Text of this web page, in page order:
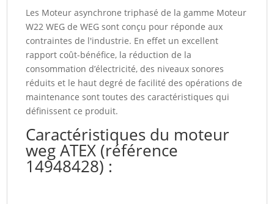
n.c.
W22Xdb
(14948428)
Les Moteur asynchrone triphasé de la gamme Moteur
W22 WEG de WEG sont conçu pour réponde aux
contraintes de l'industrie. En effet un excellent
rapport coût-bénéfice, la réduction de la
consommation d’électricité, des niveaux sonores
réduits et le haut degré de facilité des opérations de
maintenance sont toutes des caractéristiques qui
définissent ce produit.
Caractéristiques du moteur
weg ATEX (référence
14948428) :